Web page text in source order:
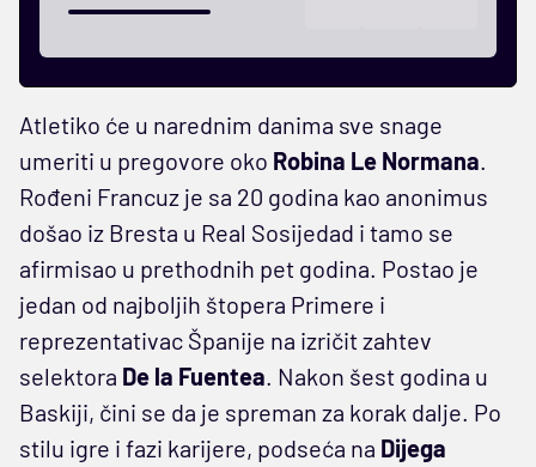
Atletiko će u narednim danima sve snage
umeriti u pregovore oko Robina Le Normana.
Rođeni Francuz je sa 20 godina kao anonimus
došao iz Bresta u Real Sosijedad i tamo se
afirmisao u prethodnih pet godina. Postao je
jedan od najboljih štopera Primere i
reprezentativac Španije na izričit zahtev
selektora De la Fuentea. Nakon šest godina u
Baskiji, čini se da je spreman za korak dalje. Po
stilu igre i fazi karijere, podseća na Dijega